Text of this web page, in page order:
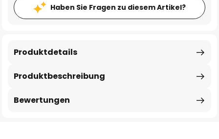
Haben Sie Fragen zu diesem Artikel?
Produktbeschreibung
Produktdetails
Bewertungen